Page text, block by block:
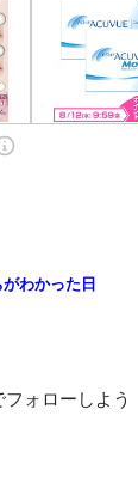
わかった日
フォローしよう